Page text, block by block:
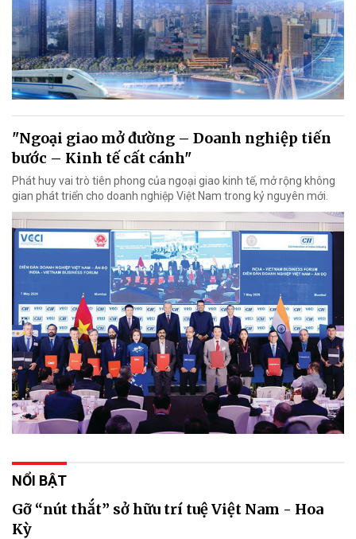
"Ngoại giao mở đường – Doanh nghiệp tiến
bước – Kinh tế cất cánh"
Phát huy vai trò tiên phong của ngoại giao kinh tế, mở rộng không
gian phát triển cho doanh nghiệp Việt Nam trong kỷ nguyên mới.
NỔI BẬT
Gỡ “nút thắt” sở hữu trí tuệ Việt Nam - Hoa
Kỳ